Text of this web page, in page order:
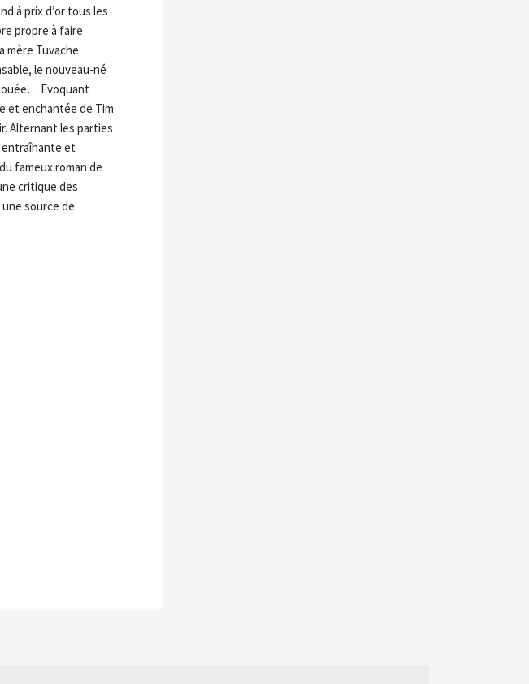
à prix d’or tous les
propre à faire
mère Tuvache
le nouveau-né
Evoquant
et enchantée de Tim
Alternant les parties
entraînante et
fameux roman de
critique des
source de